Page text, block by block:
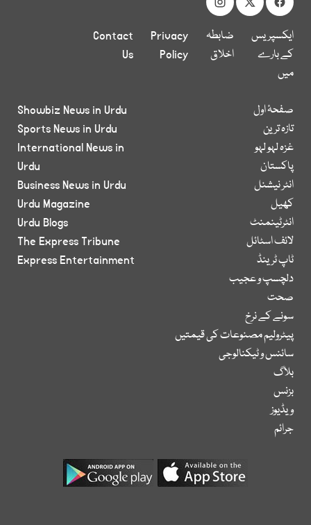
ایکسپریس
کے بارے
میں
ضابطہ
اخلاق
Privacy
Policy
Contact
Us
صفحۂ اول
تازہ ترین
غزہ لہو لہو
پاکستان
انٹر نیشنل
کھیل
انٹرٹینمنٹ
لائف اسٹائل
ٹاپ ٹرینڈ
دلچسپ و عجیب
صحت
سونے کے نرخ
پیٹرولیم مصنوعات کی قیمتیں
سائنس و ٹیکنالوجی
بلاگ
بزنس
ویڈیوز
جرائم
Showbiz News in Urdu
Sports News in Urdu
International News in
Urdu
Business News in Urdu
Urdu Magazine
Urdu Blogs
The Express Tribune
Express Entertainment